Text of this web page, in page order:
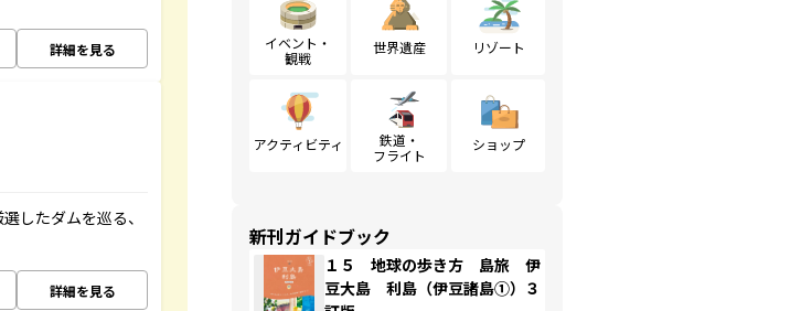
詳細を見る
したダムを巡る、
詳細を見る
イベント・
観戦
世界遺産 リゾート
アクティビティ
鉄道・
フライト
ショップ
新刊ガイドブック
１５ 地球の歩き方 島旅 伊
豆大島 利島（伊豆諸島①）３